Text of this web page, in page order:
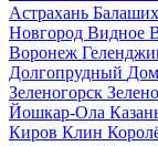
Астрахань
Новгород Видное
Воронеж
Долгопрудный
Зеленогорск
Йошкар-Ола
Киров Клин